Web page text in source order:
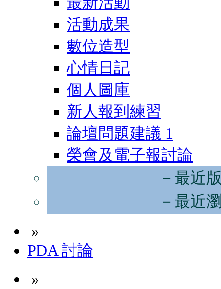
活動成果
數位造型
心情日記
個人圖庫
新人報到練習
論壇問題建議 1
榮會及電子報討論
－最近
－最近
»
PDA 討論
»